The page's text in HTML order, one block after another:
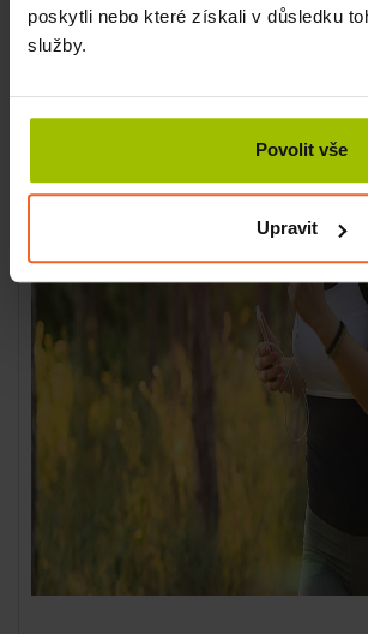
poskytli nebo které získali v důsledku
služby.
Povolit vše
Upravit
optimální podmínky pro tělo i mysl, což
podporuje plodnost.